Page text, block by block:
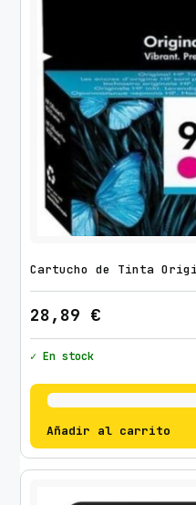
Cartucho de Tinta
28,89 €
✓ En stock
Añadir al carrito